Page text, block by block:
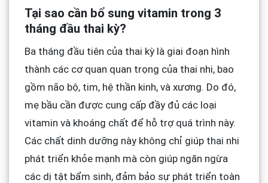
Tại sao cần bổ sung vitamin trong 3
tháng đầu thai kỳ?
Ba tháng đầu tiên của thai kỳ là giai đoạn hình
thành các cơ quan quan trọng của thai nhi, bao
gồm não bộ, tim, hệ thần kinh, và xương. Do đó,
mẹ bầu cần được cung cấp đầy đủ các loại
vitamin và khoáng chất để hỗ trợ quá trình này.
Các chất dinh dưỡng này không chỉ giúp thai nhi
phát triển khỏe mạnh mà còn giúp ngăn ngừa
các dị tật bẩm sinh, đảm bảo sự phát triển toàn